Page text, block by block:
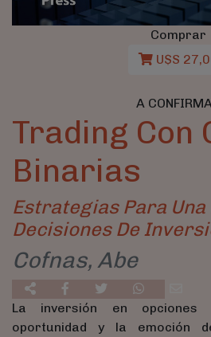
Comprar
U$S
A
Trading Con
Binarias
Estrategias Para Una
Decisiones De
Cofnas, Abe
La inversión en
oportunidad y la emoción